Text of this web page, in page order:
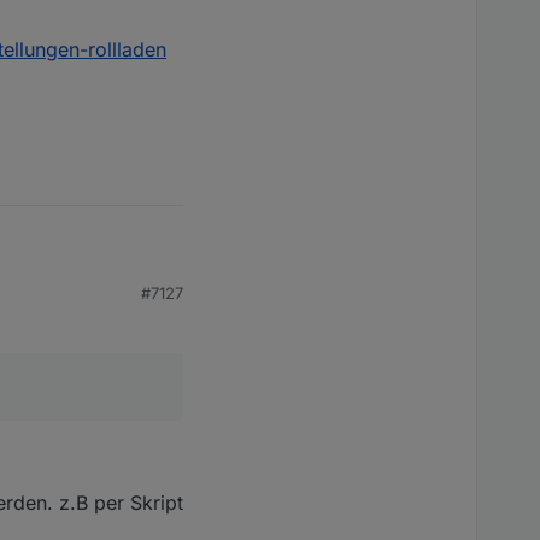
rollladen
nur die Rollos sind#7127
z.B per Skript